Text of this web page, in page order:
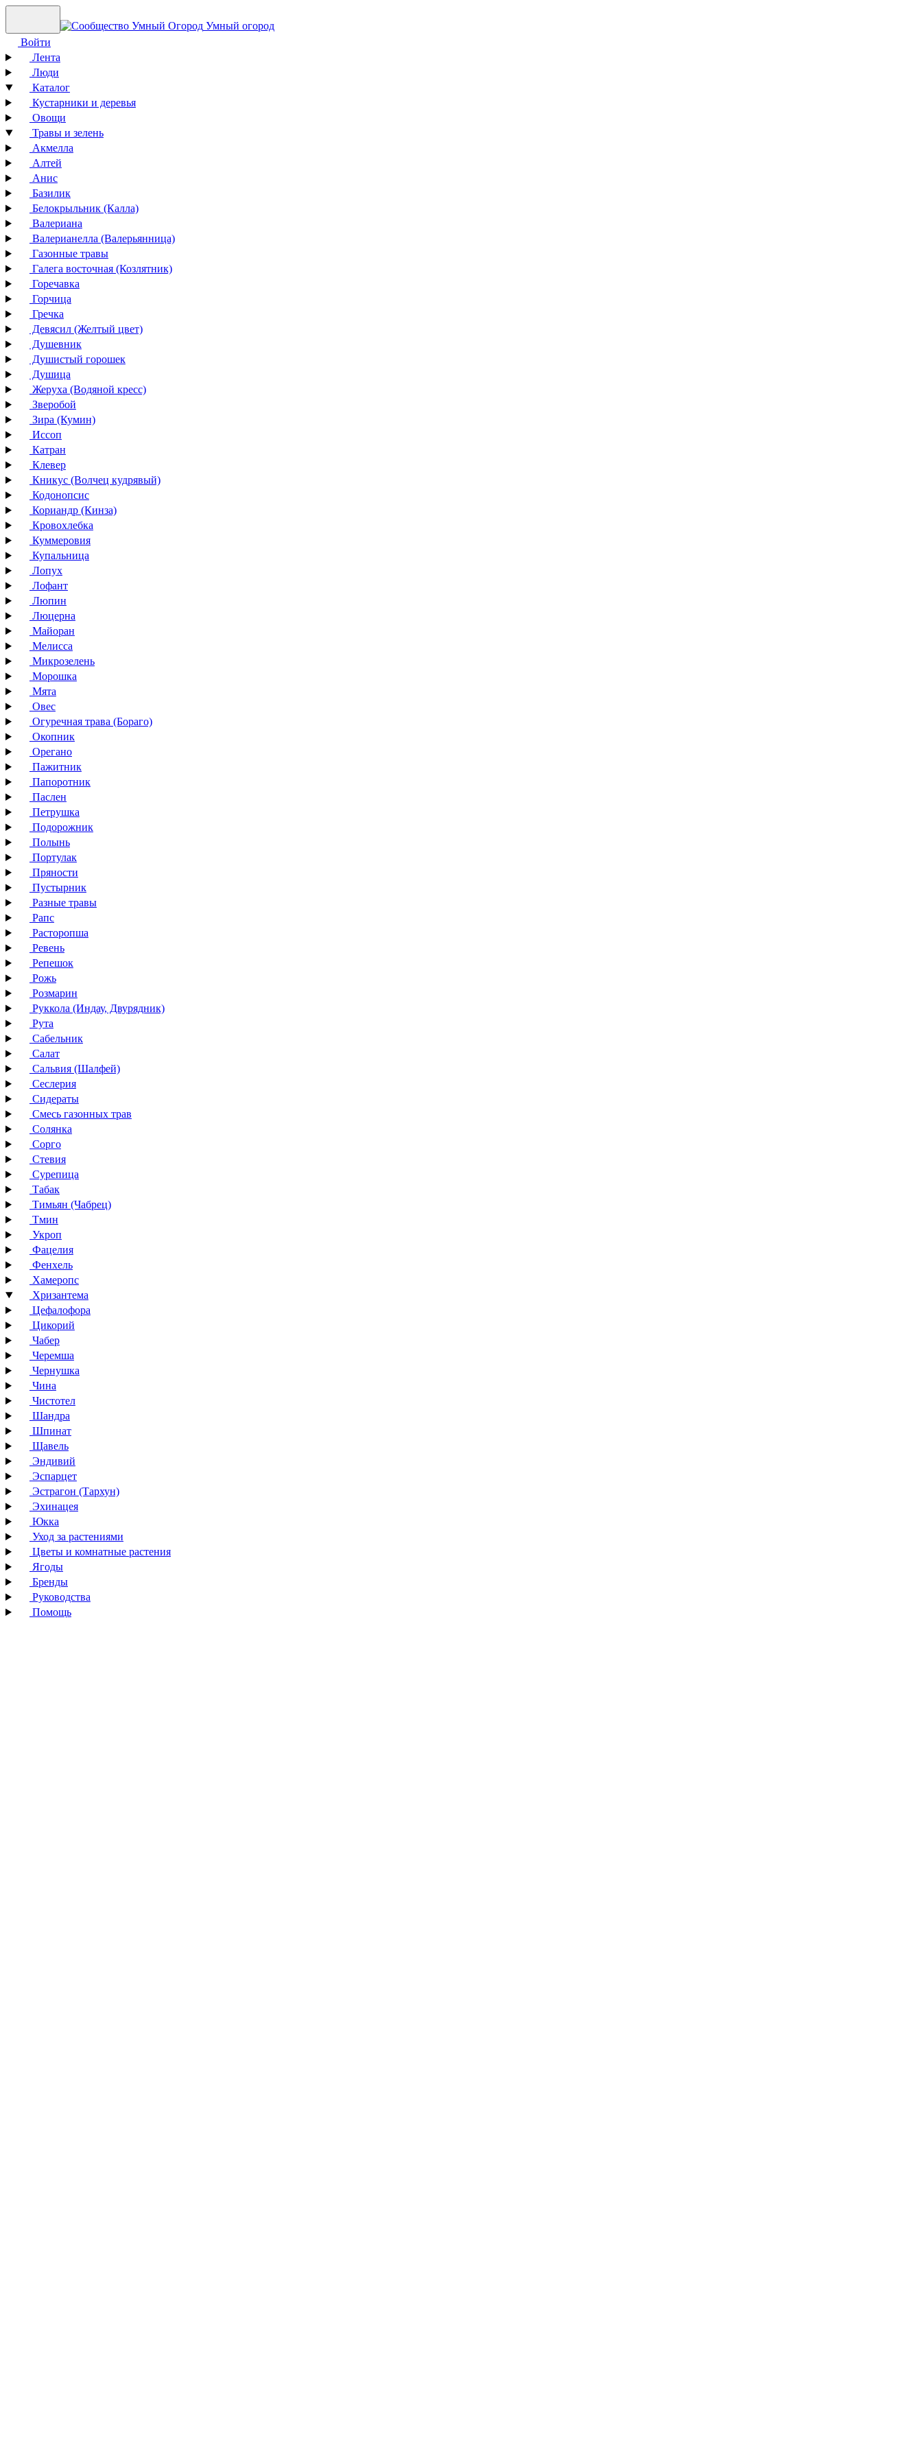
Умный огород
Войти
Лента
Люди
Каталог
Кустарники и деревья
Овощи
Травы и зелень
Акмелла
Алтей
Анис
Базилик
Белокрыльник (Калла)
Валериана
Валерианелла (Валерьянница)
Газонные травы
Галега восточная (Козлятник)
Горечавка
Горчица
Гречка
Девясил (Желтый цвет)
Душевник
Душистый горошек
Душица
Жеруха (Водяной кресс)
Зверобой
Зира (Кумин)
Иссоп
Катран
Клевер
Кникус (Волчец кудрявый)
Кодонопсис
Кориандр (Кинза)
Кровохлебка
Куммеровия
Купальница
Лопух
Лофант
Люпин
Люцерна
Майоран
Мелисса
Микрозелень
Морошка
Мята
Овес
Огуречная трава (Бораго)
Окопник
Орегано
Пажитник
Папоротник
Паслен
Петрушка
Подорожник
Полынь
Портулак
Пряности
Пустырник
Разные травы
Рапс
Расторопша
Ревень
Репешок
Рожь
Розмарин
Руккола (Индау, Двурядник)
Рута
Сабельник
Салат
Сальвия (Шалфей)
Сеслерия
Сидераты
Смесь газонных трав
Солянка
Сорго
Стевия
Сурепица
Табак
Тимьян (Чабрец)
Тмин
Укроп
Фацелия
Фенхель
Хамеропс
Хризантема
Цефалофора
Цикорий
Чабер
Черемша
Чернушка
Чина
Чистотел
Шандра
Шпинат
Щавель
Эндивий
Эспарцет
Эстрагон (Тархун)
Эхинацея
Юкка
Уход за растениями
Цветы и комнатные растения
Ягоды
Бренды
Руководства
Помощь